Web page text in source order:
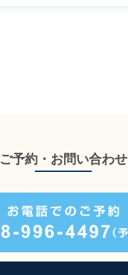
ご予約・お問い合わせ